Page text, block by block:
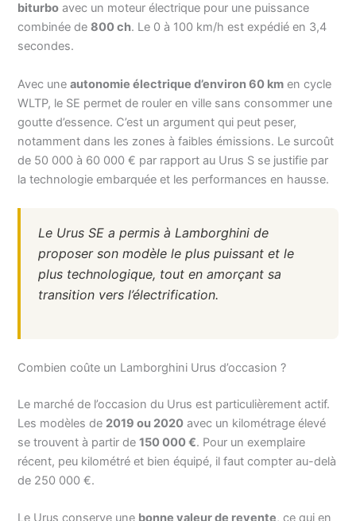
biturbo avec un moteur électrique pour une puissance
combinée de800 ch. Le 0 à 100 km/h est expédié en 3,4
secondes.
Avec uneautonomie électrique d’environ 60 km en cycle
WLTP, le SE permet de rouler en ville sans consommer une
goutte d’essence. C’est un argument qui peut peser,
notamment dans les zones à faibles émissions. Le surcoût
de 50 000 à 60 000 € par rapport au Urus S se justifie par
la technologie embarquée et les performances en hausse.
Le Urus SE a permis à Lamborghini de
proposer son modèle le plus puissant et le
plus technologique, tout en amorçant sa
transition vers l’électrification.
Combien coûte un Lamborghini Urus d’occasion ?
Le marché de l’occasion du Urus est particulièrement actif.
Les modèles de 2019 ou 2020 avec un kilométrage élevé
se trouvent à partir de150 000 €. Pour un exemplaire
récent, peu kilométré et bien équipé, il faut compter au-delà
de 250 000 €.